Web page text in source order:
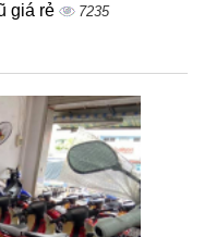
giá rẻ 7235